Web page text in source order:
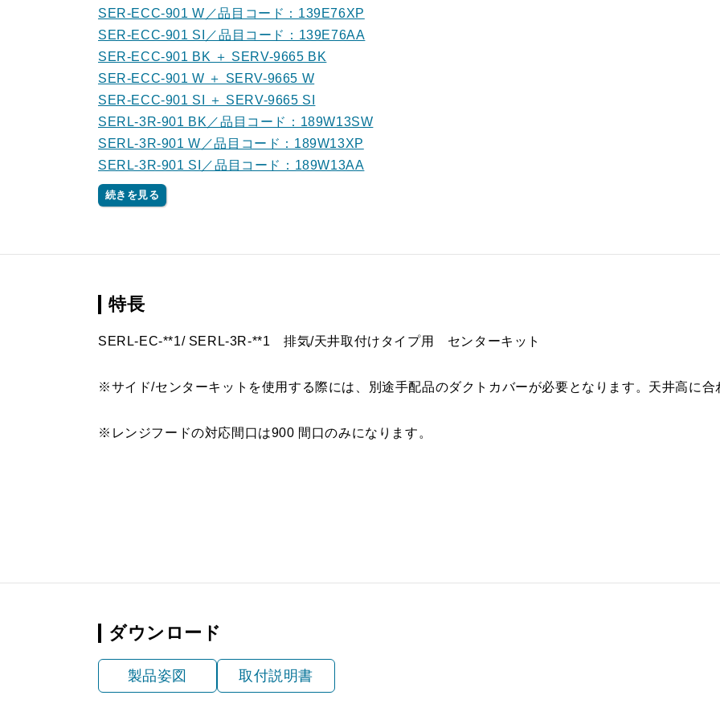
SER-ECC-901 W／品目コード：139E76XP
SER-ECC-901 SI／品目コード：139E76AA
SER-ECC-901 BK ＋ SERV-9665 BK
SER-ECC-901 W ＋ SERV-9665 W
SER-ECC-901 SI ＋ SERV-9665 SI
SERL-3R-901 BK／品目コード：189W13SW
SERL-3R-901 W／品目コード：189W13XP
SERL-3R-901 SI／品目コード：189W13AA
続きを見る
特長
SERL-EC-**1/ SERL-3R-**1 排気/天井取付けタイプ用 センターキット
※サイド/センターキットを使用する際には、別途手配品のダクトカバーが必要となります。天井高に合
※レンジフードの対応間口は900 間口のみになります。
ダウンロード
製品姿図 取付説明書